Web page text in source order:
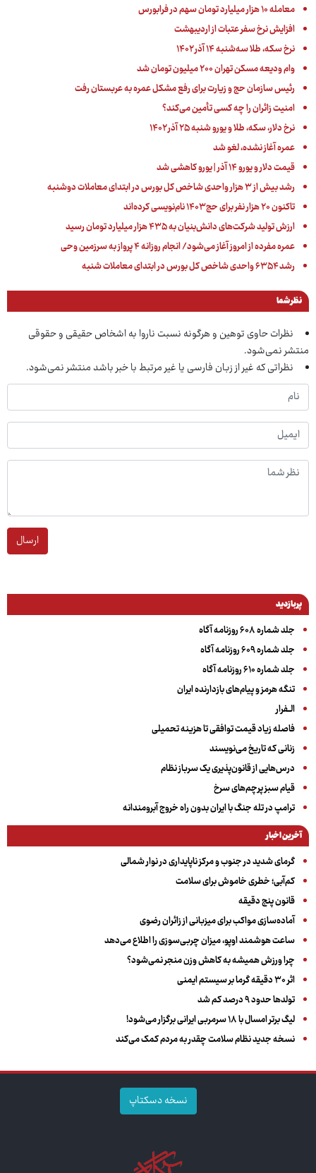
معامله ۱۰ هزار میلیارد تومان سهم در فرابورس
افزایش نرخ سفر عتبات از اردیبهشت
نرخ سکه، طلا سه‌شنبه ۱۴ آذر ۱۴۰۲
وام ودیعه مسکن تهران ۲۰۰ میلیون تومان شد
رئیس سازمان حج و زیارت برای رفع مشکل عمره به عربستان رفت
امنیت زائران را چه کسی تأمین می‌کند؟
نرخ دلار، سکه، طلا و یورو شنبه ۲۵ آذر ۱۴۰۲
عمره آغاز نشده، لغو شد
قیمت دلار و یورو ۱۴ آذر | یورو کاهشی شد
رشد بیش از ۳ هزار واحدی شاخص کل بورس در ابتدای معاملات دوشنبه
تاکنون ۲۰ هزار نفر برای حج ۱۴۰۳ نام‌نویسی کرده‌اند
ارزش تولید شرکت‌های دانش‌بنیان به ۴۳۵ هزار میلیارد تومان رسید
عمره مفرده از امروز آغاز می‌شود/ انجام روزانه ۴ پرواز به سرزمین وحی
رشد ۶۳۵۴ واحدی شاخص کل بورس در ابتدای معاملات شنبه
نظر شما
نظرات حاوی توهین و هرگونه نسبت ناروا به اشخاص حقیقی و حقوقی
منتشر نمی‌شود.
نظراتی که غیر از زبان فارسی یا غیر مرتبط با خبر باشد منتشر نمی‌شود.
ارسال
پربازدید
جلد شماره ۶۰۸ روزنامه آگاه
جلد شماره ۶۰۹ روزنامه آگاه
جلد شماره ۶۱۰ روزنامه آگاه
تنگه هرمز و پیام‌های بازدارنده ایران
الــفرار
فاصله زیاد قیمت توافقی تا هزینه تحمیلی
زنانی که تاریخ می‌نویسند
درس‌هایی از قانون‌پذیری یک سرباز نظام
قیام سبز پرچم‌های سرخ
ترامپ در تله جنگ با ایران بدون راه خروج آبرومندانه
آخرین اخبار
گرمای شدید در جنوب و مرکز ناپایداری در نوار شمالی
کم‌آبی؛ خطری خاموش برای سلامت
قانون پنج دقیقه
آماده‌سازی مواکب برای میزبانی از زائران رضوی
ساعت هوشمند اوپو، میزان چربی‌سوزی را اطلاع می‌دهد
چرا ورزش همیشه به کاهش وزن منجر نمی‌شود؟
اثر ۳۰ دقیقه گرما بر سیستم ایمنی
تولدها حدود ۹ درصد کم شد
لیگ برتر امسال با ۱۸ سرمربی ایرانی برگزار می‌شود!
نسخه جدید نظام سلامت چقدر به مردم کمک می‌کند
نسخه دسکتاپ